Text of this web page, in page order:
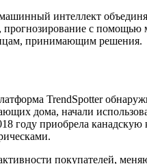
интеллект
прогнозирование с
принимающим решения.
TrendSpotter
дома, начали
году приобрела
покупателей,